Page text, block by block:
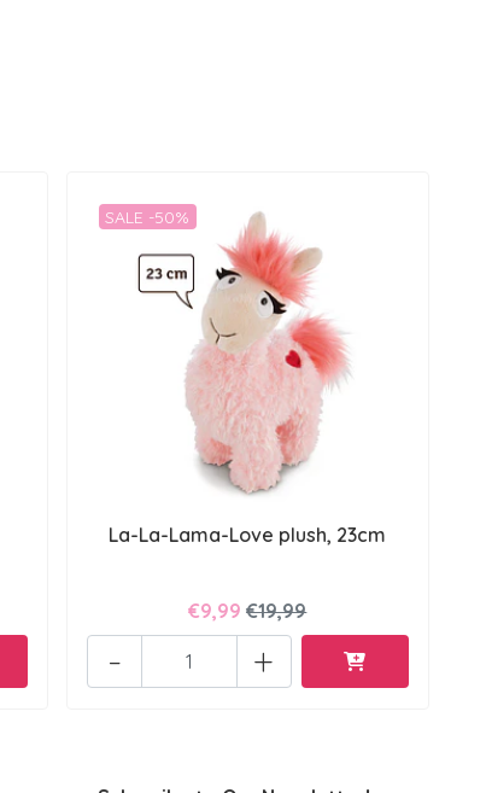
SALE -50%
La-La-Lama-Love plush, 23cm
€9,99 €19,99
+
-